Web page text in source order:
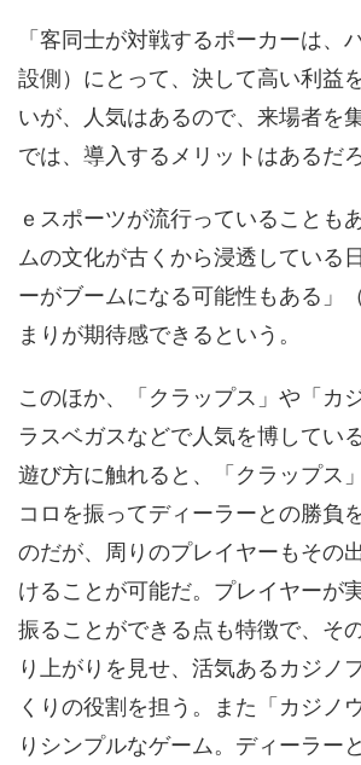
「客同士が対戦するポーカーは、
設側）にとって、決して高い利益
いが、人気はあるので、来場者を
では、導入するメリットはあるだろ
ｅスポーツが流行っていることも
ムの文化が古くから浸透している
ーがブームになる可能性もある」
まりが期待感できるという。
このほか、「クラップス」や「カ
ラスベガスなどで人気を博してい
遊び方に触れると、「クラップス
コロを振ってディーラーとの勝負
のだが、周りのプレイヤーもその
けることが可能だ。プレイヤーが
振ることができる点も特徴で、そ
り上がりを見せ、活気あるカジノ
くりの役割を担う。また「カジノ
りシンプルなゲーム。ディーラー